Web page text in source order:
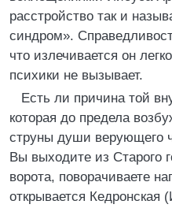
расстройство так и
синдром».
что излечивается он
психики не вызывает.
Есть ли причина той
которая до предела
струны души верующего
Вы выходите из Старого
ворота, поворачиваете
открывается